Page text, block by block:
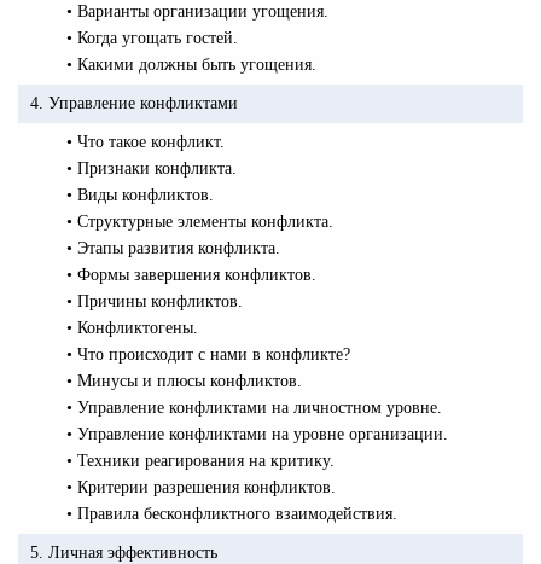
• Варианты организации угощения.
• Когда угощать гостей.
• Какими должны быть угощения.
4. Управление конфликтами
• Что такое конфликт.
• Признаки конфликта.
• Виды конфликтов.
• Структурные элементы конфликта.
• Этапы развития конфликта.
• Формы завершения конфликтов.
• Причины конфликтов.
• Конфликтогены.
• Что происходит с нами в конфликте?
• Минусы и плюсы конфликтов.
• Управление конфликтами на личностном уровне.
• Управление конфликтами на уровне организации.
• Техники реагирования на критику.
• Критерии разрешения конфликтов.
• Правила бесконфликтного взаимодействия.
5. Личная эффективность